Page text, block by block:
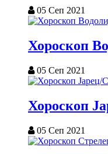
05 Сеп 2021
Хороскоп
05 Сеп 2021
Хороскоп
05 Сеп 2021